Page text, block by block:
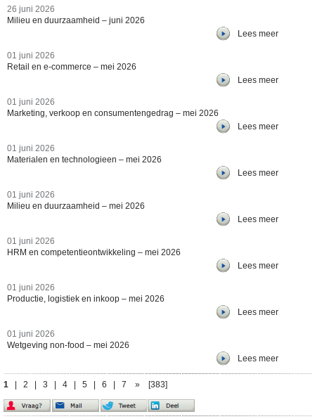
26 juni 2026
Milieu en duurzaamheid – juni 2026
Lees meer
01 juni 2026
Retail en e-commerce – mei 2026
Lees meer
01 juni 2026
Marketing, verkoop en consumentengedrag – mei 2026
Lees meer
01 juni 2026
Materialen en technologieen – mei 2026
Lees meer
01 juni 2026
Milieu en duurzaamheid – mei 2026
Lees meer
01 juni 2026
HRM en competentieontwikkeling – mei 2026
Lees meer
01 juni 2026
Productie, logistiek en inkoop – mei 2026
Lees meer
01 juni 2026
Wetgeving non-food – mei 2026
Lees meer
1 2 3 4 5 6 7 » [383]